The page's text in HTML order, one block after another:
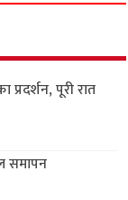
पूरी रात
समापन